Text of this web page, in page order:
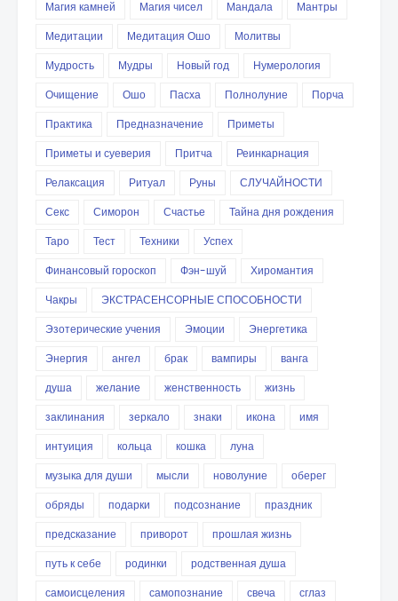
Магия камней Магия чисел Мандала
Мантры
Медитации
Медитация Ошо
Молитвы
Мудрость
Мудры Новый год
Нумерология
Очищение
Ошо Пасха Полнолуние
Порча
Практика
Предназначение
Приметы
Приметы и суеверия
Притча
Реинкарнация
Релаксация
Ритуал Руны
СЛУЧАЙНОСТИ
Секс
Симорон Счастье
Тайна дня рождения
Таро
Тест Техники
Успех
Финансовый гороскоп
Фэн-шуй
Хиромантия
Чакры
ЭКСТРАСЕНСОРНЫЕ СПОСОБНОСТИ
Эзотерические учения
Эмоции
Энергетика
Энергия
ангел брак вампиры
ванга
душа
желание женственность
жизнь
заклинания
зеркало знаки икона
имя
интуиция
кольца кошка
луна
музыка для души
мысли новолуние
оберег
обряды
подарки подсознание
праздник
предсказание
приворот
прошлая жизнь
путь к себе
родинки
родственная душа
самоисцеления
самопознание свеча
сглаз